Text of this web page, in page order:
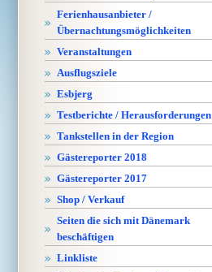
Ferienhausanbieter /
Übernachtungsmöglichkeiten
Veranstaltungen
Ausflugsziele
Esbjerg
Testberichte / Herausforderungen
Tankstellen in der Region
Gästereporter 2018
Gästereporter 2017
Shop / Verkauf
Seiten die sich mit Dänemark
beschäftigen
Linkliste